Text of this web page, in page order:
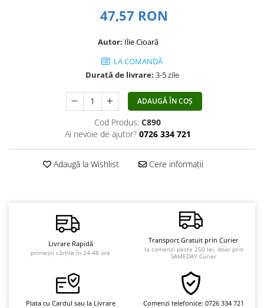
Lumea îngerilor
Seria Masaru Emoto
Vindecare spirituală
47,57 RON
Autor: Ilie Cioară
LA COMANDĂ
Durată de livrare: 3-5 zile
ADAUGĂ ÎN COȘ
Cod Produs: C890
Ai nevoie de ajutor? 0726 334 721
Adaugă la Wishlist Cere informații
Livrare Rapidă
primești cărțile în 24-48 ore
Transport Gratuit prin Curier
la comenzi peste 250 lei, doar prin
SAMEDAY Curier
Plata cu Cardul sau la Livrare Comenzi telefonice: 0726 334 721